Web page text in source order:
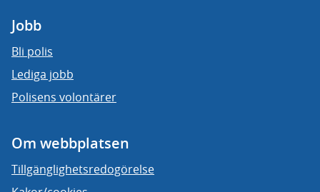
Jobb
Bli polis
Lediga jobb
Polisens volontärer
Om webbplatsen
Tillgänglighetsredogörelse